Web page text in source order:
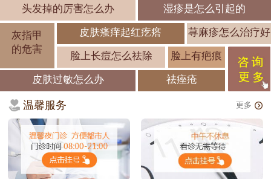
头发掉的厉害怎么办 湿疹是怎么引起的
灰指甲
的危害
皮肤瘙痒起红疙瘩 荨麻疹怎么治疗好
脸上长痘怎么祛除 脸上有疤痕
皮肤过敏怎么办 祛痤疮
温馨服务 更多